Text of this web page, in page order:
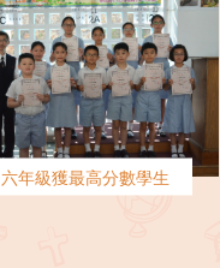
六年級獲最高分數學生